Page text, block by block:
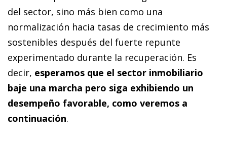
del sector, sino más bien como una
normalización hacia tasas de crecimiento más
sostenibles después del fuerte repunte
experimentado durante la recuperación. Es
decir, esperamos que el sector inmobiliario
baje una marcha pero siga exhibiendo un
desempeño favorable, como veremos a
continuación.